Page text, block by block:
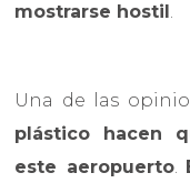
mostrarse hostil .
Una de las
plástico hacen
este aeropuerto.